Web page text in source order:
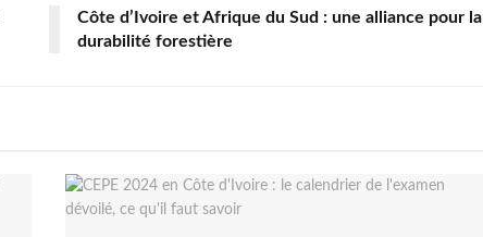
Côte d’Ivoire et Afrique du Sud : une alliance pour la
durabilité forestière